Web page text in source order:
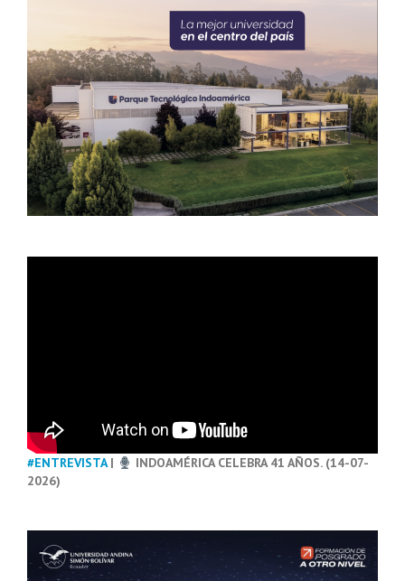
#ENTREVISTA|
INDOAMÉRICA CELEBRA 41 AÑOS. (14-07-
2026)